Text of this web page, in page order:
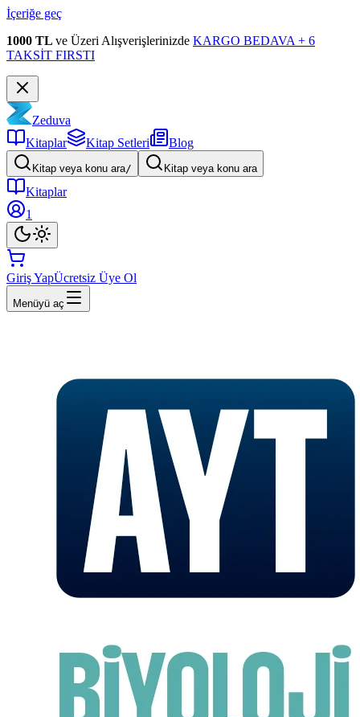
İçeriğe geç
1000 TL ve Üzeri Alışverişlerinizde KARGO BEDAVA + 6
TAKSİT FIRSTI
Zeduva
Kitaplar
Kitap Setleri Blog
Kitap veya konu ara/ Kitap veya konu ara
Kitaplar
1
Giriş YapÜcretsiz Üye Ol
Menüyü aç